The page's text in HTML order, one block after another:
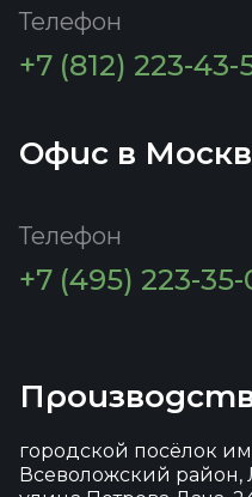
Телефон
+7 (812) 223-43-
Офис в
Телефон
+7 (495) 223-35-
городской посёлок
Всеволожский район,